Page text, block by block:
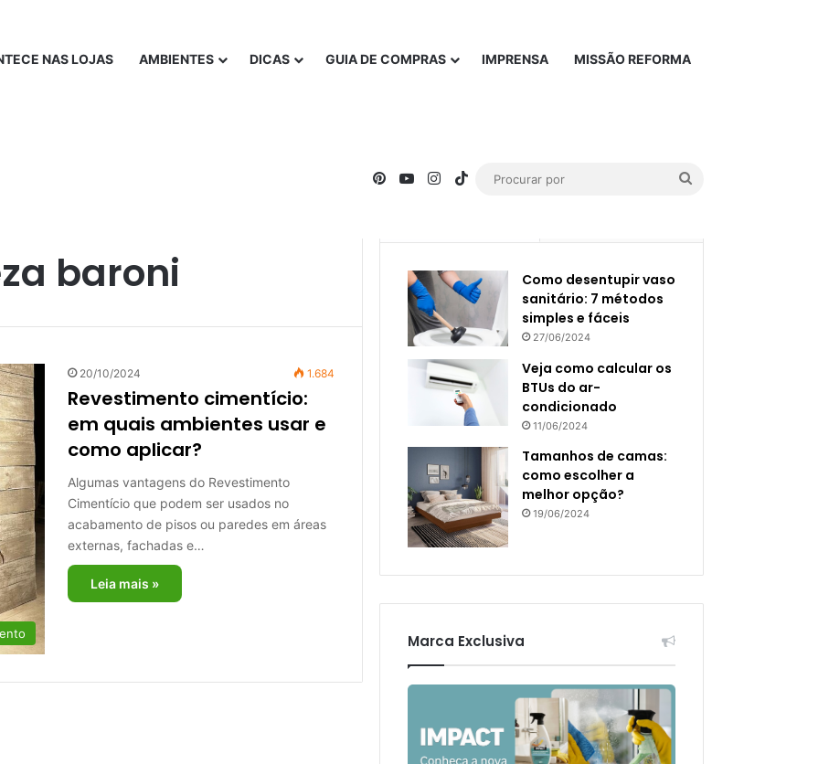
NAS LOJAS AMBIENTES DICAS GUIA DE COMPRAS IMPRENSA MISSÃO REFORMA
PinterestYouTubeInstagram
TikTok
baroni
20/10/2024 1.684
Revestimento cimentício:
em quais ambientes usar e
como aplicar?
Algumas vantagens do Revestimento
Cimentício que podem ser usados no
acabamento de pisos ou paredes em áreas
externas, fachadas e…
Leia mais »
Como desentupir vaso
sanitário: 7 métodos
simples e fáceis
27/06/2024
Veja como calcular os
BTUs do ar-
condicionado
11/06/2024
Tamanhos de camas:
como escolher a
melhor opção?
19/06/2024
Marca Exclusiva